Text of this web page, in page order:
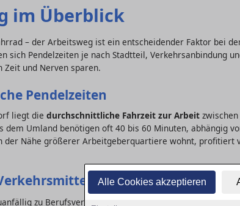
Alle Cookies akzeptieren
im Überblick
– der Arbeitsweg ist ein entscheidender Faktor bei
sich Pendelzeiten je nach Stadtteil, Verkehrsanbindung
und Nerven sparen.
Pendelzeiten
liegt die durchschnittliche Fahrzeit zur Arbeit
dem Umland benötigen oft 40 bis 60 Minuten, abhängig
der Nähe größerer Arbeitgeberquartiere wohnt, profitiert
zu Berufsverkehrszeiten; Parkmöglichkeiten